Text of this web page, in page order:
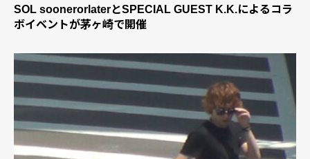
SOL soonerorlaterとSPECIAL GUEST K.K.によるコラ
ボイベントが茅ヶ崎で開催